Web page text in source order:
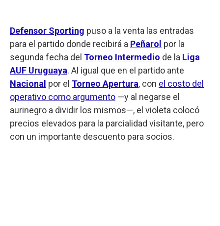
Defensor Sporting puso a la venta las entradas
para el partido donde recibirá a Peñarol por la
segunda fecha del Torneo Intermedio de la Liga
AUF Uruguaya. Al igual que en el partido ante
Nacional por el Torneo Apertura, con el costo del
operativo como argumento —y al negarse el
aurinegro a dividir los mismos—, el violeta colocó
precios elevados para la parcialidad visitante, pero
con un importante descuento para socios.